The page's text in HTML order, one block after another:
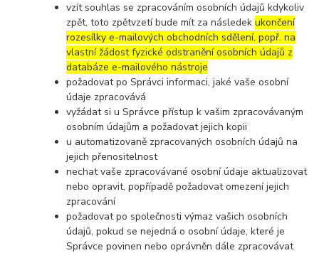
vzít souhlas se zpracováním osobních údajů kdykoliv
zpět, toto zpětvzetí bude mít za následekukončení
rozesílky e-mailových obchodních sdělení, popř. na
vlastní žádost fyzické odstranění osobních údajů z
databáze e-mailového nástroje
požadovat po Správci informaci, jaké vaše osobní
údaje zpracovává
vyžádat si u Správce přístup k vašim zpracovávaným
osobním údajům a požadovat jejich kopii
u automatizovaně zpracovaných osobních údajů na
jejich přenositelnost
nechat vaše zpracovávané osobní údaje aktualizovat
nebo opravit, popřípadě požadovat omezení jejich
zpracování
požadovat po společnosti výmaz vašich osobních
údajů, pokud se nejedná o osobní údaje, které je
Správce povinen nebo oprávněn dále zpracovávat